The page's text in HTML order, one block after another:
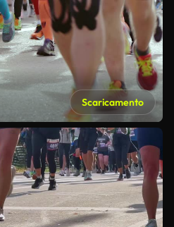
Scaricamento